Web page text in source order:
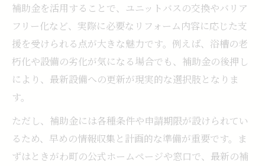
補助金を活用することで、ユニットバスの交換やバリア
フリー化など、実際に必要なリフォーム内容に応じた支
援を受けられる点が大きな魅力です。例えば、浴槽の老
朽化や設備の劣化が気になる場合でも、補助金の後押し
により、最新設備への更新が現実的な選択肢となりま
す。
ただし、補助金には各種条件や申請期限が設けられてい
るため、早めの情報収集と計画的な準備が重要です。ま
ずはときがわ町の公式ホームページや窓口で、最新の補